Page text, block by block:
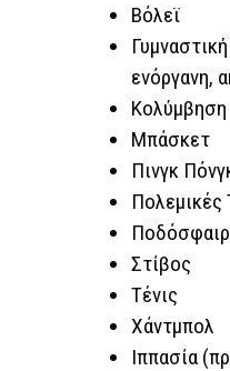
Βόλεϊ
ενόργανη,
Κολύμβηση
Μπάσκετ
Πινγκ
Πολεμικές
Στίβος
Τένις
Χάντμπολ
Ιππασία